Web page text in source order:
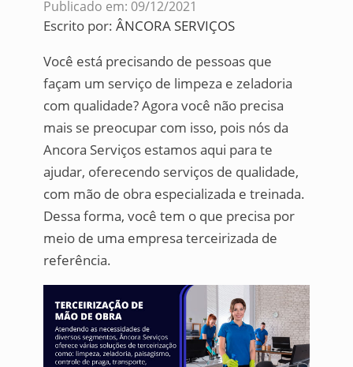
Publicado em: 09/12/2021
Escrito por: ÂNCORA SERVIÇOS
Você está precisando de pessoas que
façam um serviço de limpeza e zeladoria
com qualidade? Agora você não precisa
mais se preocupar com isso, pois nós da
Ancora Serviços estamos aqui para te
ajudar, oferecendo serviços de qualidade,
com mão de obra especializada e treinada.
Dessa forma, você tem o que precisa por
meio de uma empresa terceirizada de
referência.